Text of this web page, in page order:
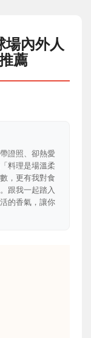
場內外人
薦
證照、卻熱愛
料理是場溫柔
，更有我對食
跟我一起踏入
的香氣，讓你